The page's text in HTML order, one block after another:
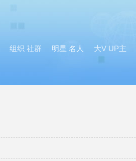
组织 社群 明星 名人 大V UP主